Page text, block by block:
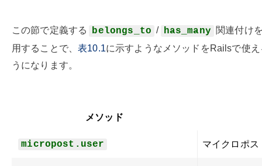
この節で定義する belongs_to / has_many 関連付け
用することで、表10.1に示すようなメソッドをRailsで使
うになります。
メソッド
micropost.user マイクロポ